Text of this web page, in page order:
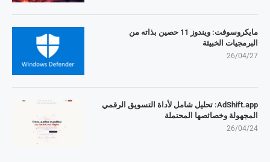
مايكروسوفت: ويندوز 11 حصين بذاته من
البرمجيات الخبيثة
26/04/27
AdShift.app: تحليل شامل لأداة التسويق الرقمي
المجهولة وخصائصها المحتملة
26/04/24